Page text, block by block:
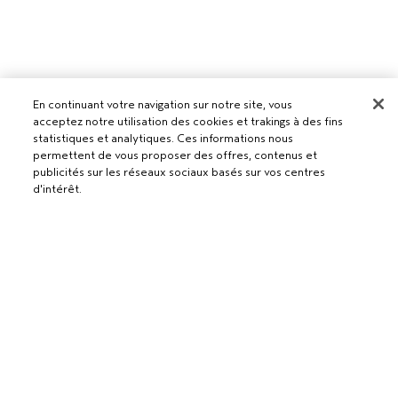
En continuant votre navigation sur notre site, vous
acceptez notre utilisation des cookies et trakings à des fins
statistiques et analytiques. Ces informations nous
permettent de vous proposer des offres, contenus et
publicités sur les réseaux sociaux basés sur vos centres
d'intérêt.